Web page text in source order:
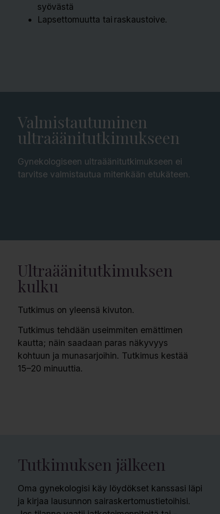
syövästä
Lapsettomuutta tai raskaustoive.
Valmistautuminen
ultraäänitutkimukseen
Gynekologiseen ultraäänitutkimukseen ei
tarvitse valmistautua mitenkään etukäteen.
Ultraäänitutkimuksen
kulku
Tutkimus on yleensä kivuton.
Tutkimus tehdään useimmiten emättimen
kautta; näin saadaan paras näkyvyys
kohtuun ja munasarjoihin. Tutkimus kestää
15–20 minuuttia.
Tutkimuksen jälkeen
Oma gynekologisi käy löydökset kanssasi läpi
ja kirjaa lausunnon sairaskertomustietoihisi.